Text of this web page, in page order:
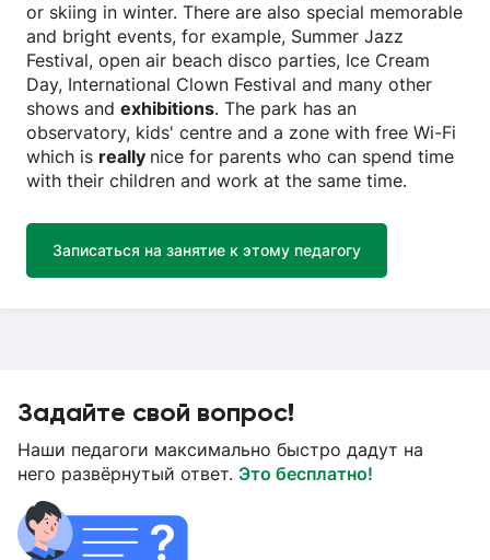
or skiing in winter. There are also special memorable
and bright events, for example, Summer Jazz
Festival, open air beach disco parties, Ice Cream
Day, International Clown Festival and many other
shows and exhibitions. The park has an
observatory, kids' centre and a zone with free Wi-Fi
which is really nice for parents who can spend time
with their children and work at the same time.
Записаться на занятие к этому педагогу
Задайте свой вопрос!
Наши педагоги максимально быстро дадут на
него развёрнутый ответ. Это бесплатно!